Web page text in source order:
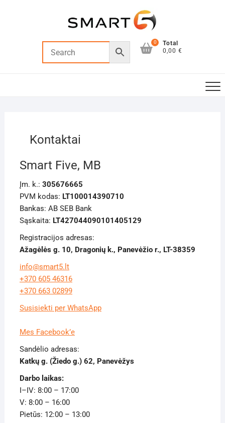
0
Total
0,00 €
Kontaktai
Smart Five, MB
Įm. k.: 305676665
PVM kodas: LT100014390710
Bankas: AB SEB Bank
Sąskaita: LT427044090101405129
Registracijos adresas:
Ažagėlės g. 10, Dragonių k., Panevėžio r., LT-38359
info@smart5.lt
+370 605 46316
+370 663 02899
Susisiekti per WhatsApp
Mes Facebook’e
Sandėlio adresas:
Katkų g. (Žiedo g.) 62, Panevėžys
Darbo laikas:
I–IV: 8:00 – 17:00
V: 8:00 – 16:00
Pietūs: 12:00 – 13:00